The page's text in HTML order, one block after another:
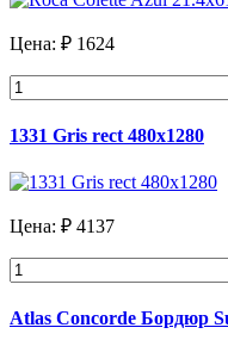
Цена: ₽ 1624
1331 Gris rect 480х1280
Цена: ₽ 4137
Atlas Concorde Бордюр